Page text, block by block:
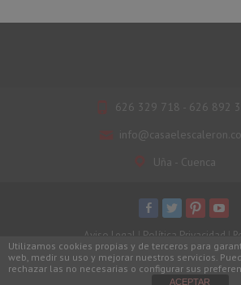
626 329 718 - 626 892
Uña - Cuenca
Aviso Legal Política Privacidad
Cancelaciones| Hosting y
Decantowebs C.B.
Utilizamos cookies propias y de terceros para
web, medir su uso y mejorar nuestros servicios.
rechazar las no necesarias o configurar sus
ACEPTAR